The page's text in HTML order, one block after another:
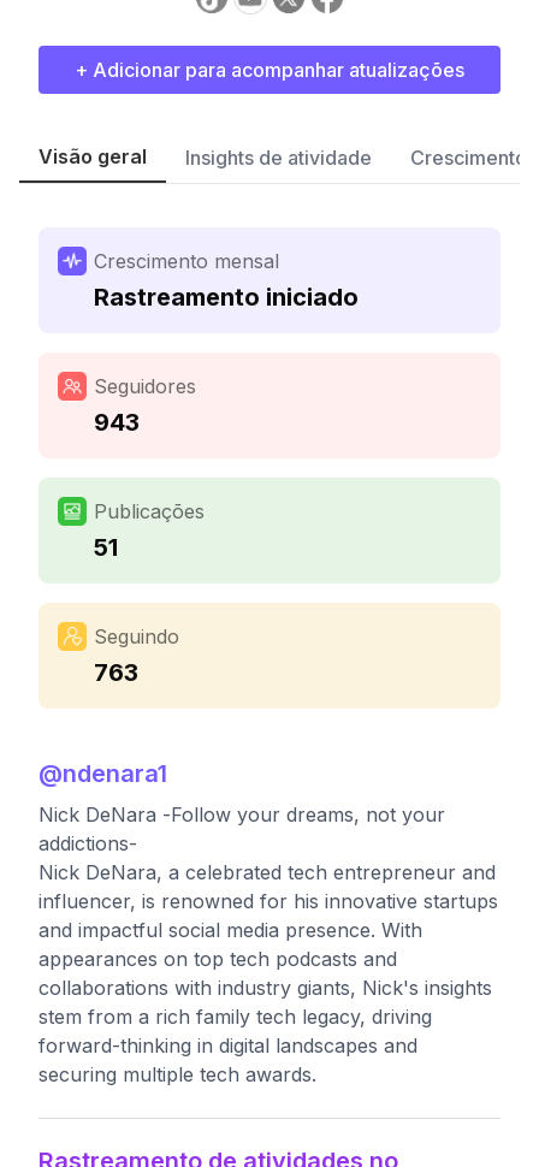
+ Adicionar para acompanhar atualizações
Visão geral Insights de atividade Crescimento
Crescimento mensal
Rastreamento iniciado
Seguidores
943
Publicações
51
Seguindo
763
@ndenara1
Nick DeNara -Follow your dreams, not your
addictions-
Nick DeNara, a celebrated tech entrepreneur and
influencer, is renowned for his innovative startups
and impactful social media presence. With
appearances on top tech podcasts and
collaborations with industry giants, Nick's insights
stem from a rich family tech legacy, driving
forward-thinking in digital landscapes and
securing multiple tech awards.
Rastreamento de atividades no